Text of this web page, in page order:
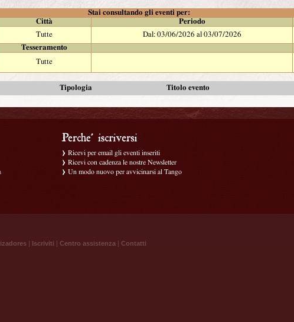
Stai consultando gli eventi per:
Città Periodo
Tutte Dal: 03/06/2026 al 03/07/2026
Tesseramento
Tutte
Tipologia Titolo evento
Ricevi per email gli eventi inseriti
Ricevi con cadenza le nostre Newsletter
Un modo nuovo per avvicinarsi al Tango
| Iscriviti | Centro assistenza | Contatti